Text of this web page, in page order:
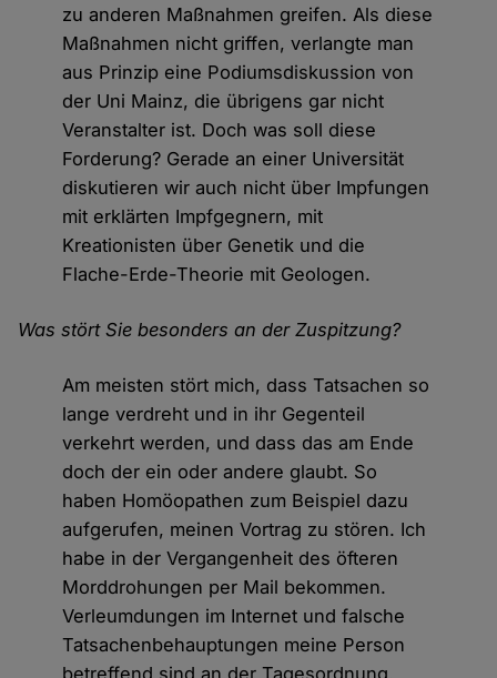
zu anderen Maßnahmen greifen. Als diese
Maßnahmen nicht griffen, verlangte man
aus Prinzip eine Podiumsdiskussion von
der Uni Mainz, die übrigens gar nicht
Veranstalter ist. Doch was soll diese
Forderung? Gerade an einer Universität
diskutieren wir auch nicht über Impfungen
mit erklärten Impfgegnern, mit
Kreationisten über Genetik und die
Flache-Erde-Theorie mit Geologen.
Was stört Sie besonders an der Zuspitzung?
Am meisten stört mich, dass Tatsachen so
lange verdreht und in ihr Gegenteil
verkehrt werden, und dass das am Ende
doch der ein oder andere glaubt. So
haben Homöopathen zum Beispiel dazu
aufgerufen, meinen Vortrag zu stören. Ich
habe in der Vergangenheit des öfteren
Morddrohungen per Mail bekommen.
Verleumdungen im Internet und falsche
Tatsachenbehauptungen meine Person